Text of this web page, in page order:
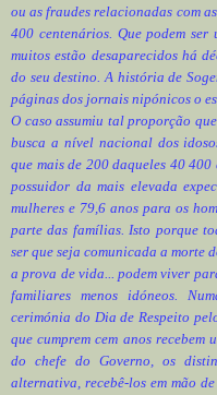
ou as fraudes relacionadas com
400 centenários. Que podem ser
muitos estão desaparecidos há
do seu destino. A história de
páginas dos jornais nipónicos o
O caso assumiu tal proporção
busca a nível nacional dos
que mais de 200 daqueles 40
possuidor da mais elevada
mulheres e 79,6 anos para os
parte das famílias. Isto porque
ser que seja comunicada a morte
a prova de vida... podem viver
familiares menos idóneos.
cerimónia do Dia de Respeito
que cumprem cem anos
do chefe do Governo, os
alternativa, recebê-los em mão